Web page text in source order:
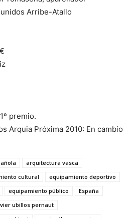
Arribe-Atallo
premio.
Arquia Próxima 2010: En cambio
arquitectura vasca
cultural
equipamiento deportivo
equipamiento público
España
ubillos pernaut